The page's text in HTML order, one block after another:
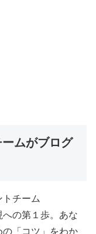
ムがブログ
チーム
の第１歩。あな
「コツ」をわか